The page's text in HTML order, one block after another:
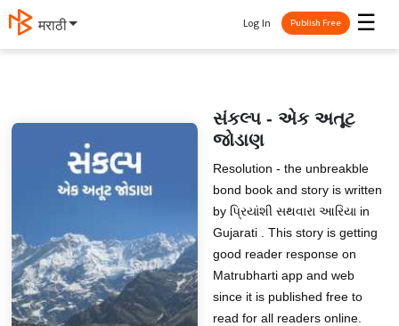
मराठी ☰
Log In Publish Free
સંકલ્પ - એક અતૂટ
જોડાણ
Resolution - the unbreakble
bond book and story is written
by પ્રિયાંશી સથવારા આરિયા in
Gujarati . This story is getting
good reader response on
Matrubharti app and web
since it is published free to
read for all readers online.